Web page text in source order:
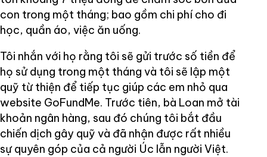
con trong một tháng; bao gồm chi phí cho đi
học, quần áo, việc ăn uống.
Tôi nhắn với họ rằng tôi sẽ gửi trước số tiền để
họ sử dụng trong một tháng và tôi sẽ lập một
quỹ từ thiện để tiếp tục giúp các em nhỏ qua
website GoFundMe. Trước tiên, bà Loan mở tài
khoản ngân hàng, sau đó chúng tôi bắt đầu
chiến dịch gây quỹ và đã nhận được rất nhiều
sự quyên góp của cả người Úc lẫn người Việt.